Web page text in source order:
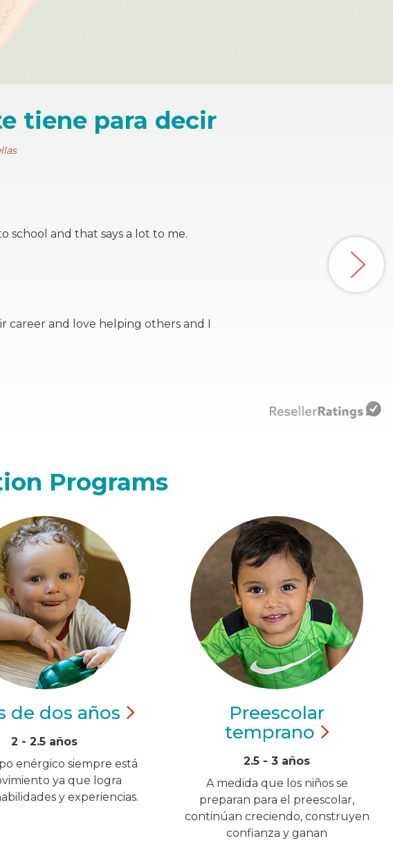
tiene para decir
school and that says a lot to me.
and love helping others and I
Programs
de dos años
2 - 2.5 años
enérgico siempre está
ya que logra
y experiencias.
Preescolar
temprano
2.5 - 3 años
A medida que los niños se
preparan para el preescolar,
continúan creciendo, construyen
confianza y ganan